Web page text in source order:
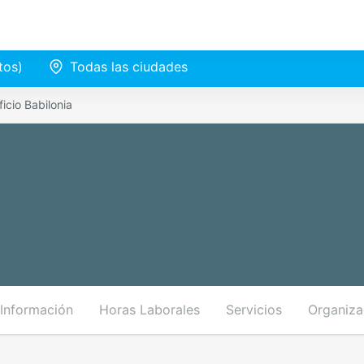
Todas las ciudades
Babilonia
Información Horas Laborales Servicios